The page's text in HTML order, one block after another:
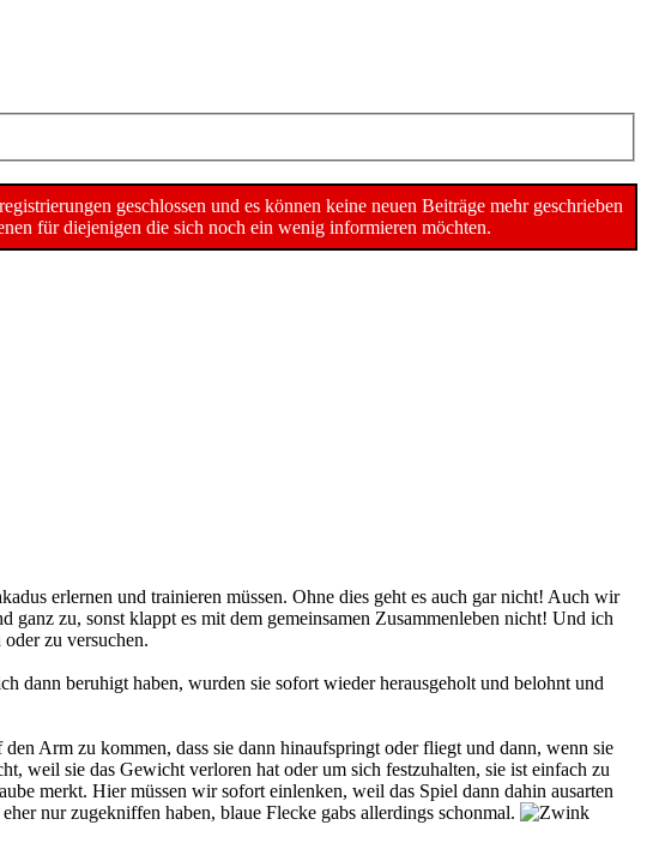
geschlossen und es können keine neuen Beiträge mehr geschrieben
für diejenigen die sich noch ein wenig informieren möchten.
erlernen und trainieren müssen. Ohne dies geht es auch gar nicht! Auch wir
zu, sonst klappt es mit dem gemeinsamen Zusammenleben nicht! Und ich
zu versuchen.
dann beruhigt haben, wurden sie sofort wieder herausgeholt und belohnt und
Arm zu kommen, dass sie dann hinaufspringt oder fliegt und dann, wenn sie
weil sie das Gewicht verloren hat oder um sich festzuhalten, sie ist einfach zu
merkt. Hier müssen wir sofort einlenken, weil das Spiel dann dahin ausarten
nur zugekniffen haben, blaue Flecke gabs allerdings schonmal.